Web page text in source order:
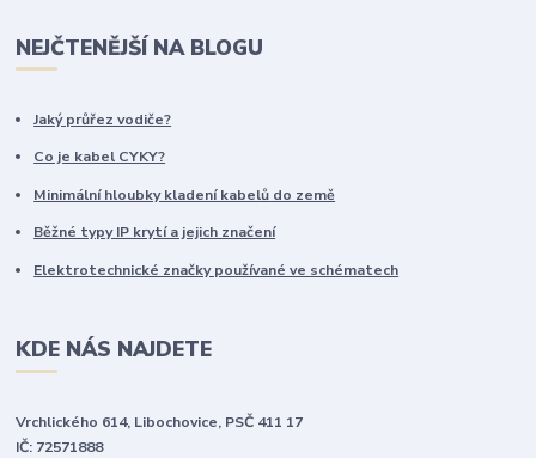
NEJČTENĚJŠÍ NA BLOGU
Jaký průřez vodiče?
Co je kabel CYKY?
Minimální hloubky kladení kabelů do země
Běžné typy IP krytí a jejich značení
Elektrotechnické značky používané ve schématech
KDE NÁS NAJDETE
Vrchlického 614, Libochovice, PSČ 411 17
IČ: 72571888